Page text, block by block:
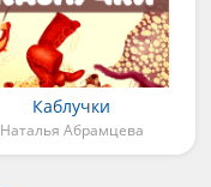
Каблучки
Наталья Абрамцева